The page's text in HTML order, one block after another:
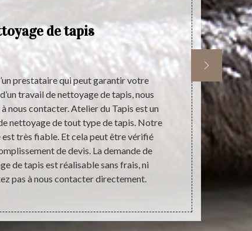
de tapis
prestataire qui peut garantir votre
travail de nettoyage de tapis, nous
nous contacter. Atelier du Tapis est un
nettoyage de tout type de tapis. Notre
très fiable. Et cela peut être vérifié
de devis. La demande de
de tapis est réalisable sans frais, ni
pas à nous contacter directement.
Les travaux
l'intérieur
tapis. Il
faut
réaliser.
Tapis